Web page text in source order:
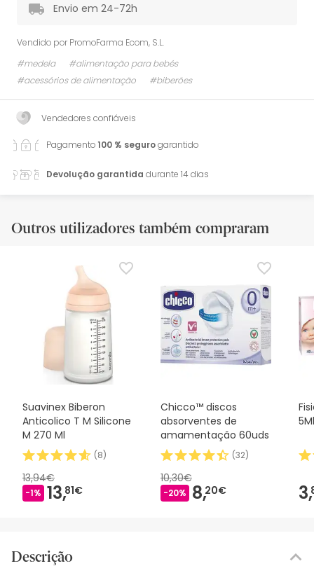
Envio em 24-72h
Vendido por PromoFarma Ecom, S.L.
#medela
#alimentação para bebés
#acessórios de alimentação
#biberões
Vendedores confiáveis
Pagamento100 % segurogarantido
Devolução garantida durante 14 dias
Outros utilizadores também compraram
Suavinex Biberon
Anticolico T M Silicone
M 270 Ml
(8)
13,94€
-1% 13,81€
Chicco™ discos
absorventes de
amamentação 60uds
(32)
10,30€
-20% 8,20€ 3,
Descrição